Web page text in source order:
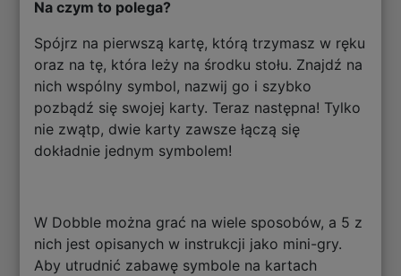
Na czym to polega?
Spójrz na pierwszą kartę, którą trzymasz w ręku
oraz na tę, która leży na środku stołu. Znajdź na
nich wspólny symbol, nazwij go i szybko
pozbądź się swojej karty. Teraz następna! Tylko
nie zwątp, dwie karty zawsze łączą się
dokładnie jednym symbolem!
W Dobble można grać na wiele sposobów, a 5 z
nich jest opisanych w instrukcji jako mini-gry.
Aby utrudnić zabawę symbole na kartach